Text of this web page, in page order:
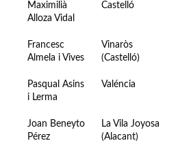
Maximilià
Alloza Vidal
Castelló
Francesc
Almela i Vives
Vinaròs
(Castelló)
Pasqual Asins
i Lerma
Valéncia
Joan Beneyto
Pérez
La Vila Joyosa
(Alacant)